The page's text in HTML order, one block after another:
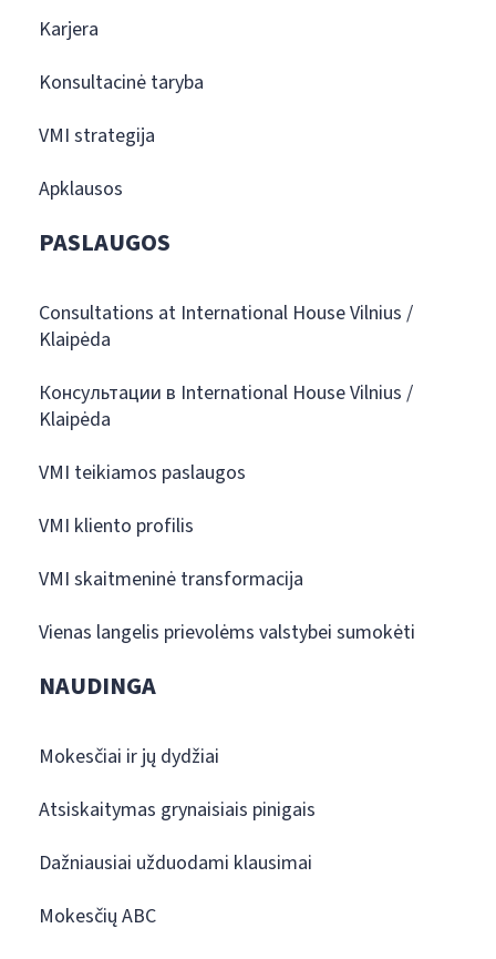
Karjera
Konsultacinė taryba
VMI strategija
Apklausos
PASLAUGOS
Consultations at International House Vilnius /
Klaipėda
Консультации в International House Vilnius /
Klaipėda
VMI teikiamos paslaugos
VMI kliento profilis
VMI skaitmeninė transformacija
Vienas langelis prievolėms valstybei sumokėti
NAUDINGA
Mokesčiai ir jų dydžiai
Atsiskaitymas grynaisiais pinigais
Dažniausiai užduodami klausimai
Mokesčių ABC